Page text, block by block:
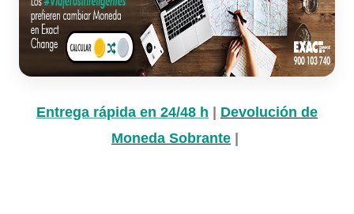
Entrega rápida en 24/48 h | Devolución de
Moneda Sobrante |